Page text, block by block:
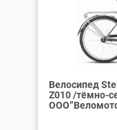
Велосипед
Z010 /тёмно-